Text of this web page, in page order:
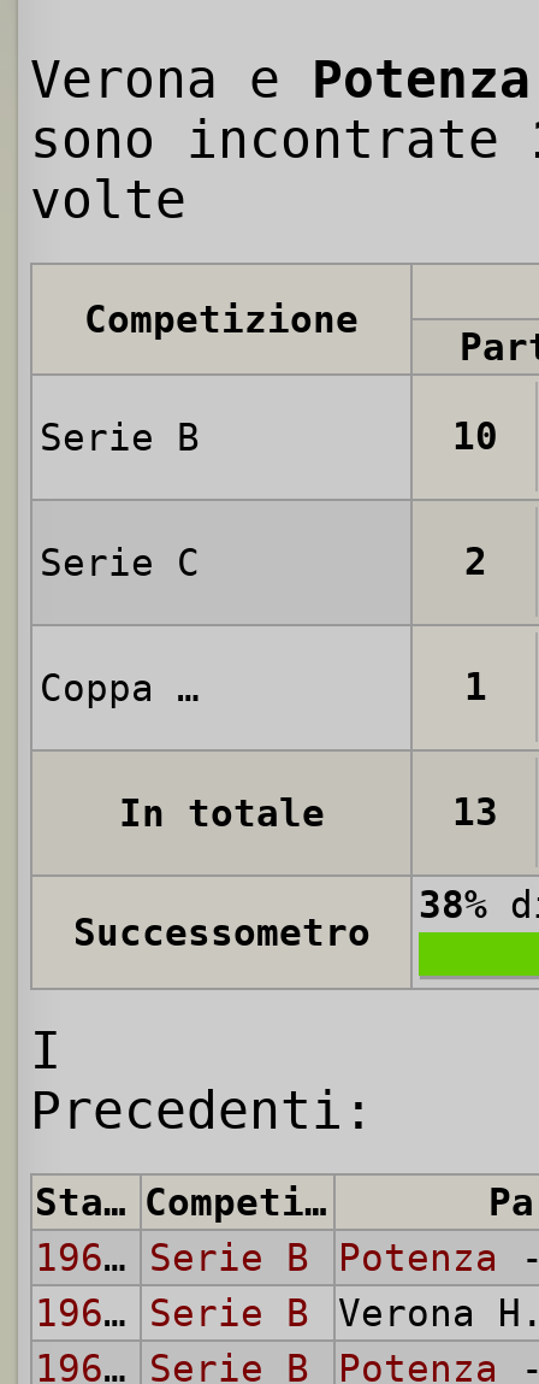
Verona e Potenza
sono incontrate
volte
Competizione
Serie B 10
Serie C 2
Coppa Italia di Serie C 1
In totale 13
Successometro
38%
I
Precedenti:
Stagione Competizione
1963/64
Serie B Potenza
1963/64
Serie B
Verona
1964/65
Serie B Potenza